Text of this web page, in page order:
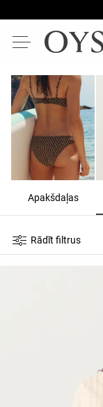
Apakšdaļas
Rādīt filtrus